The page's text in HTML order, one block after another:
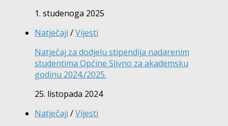
1. studenoga 2025
Natječaji /Vijesti
Natječaj za dodjelu stipendija nadarenim
studentima Općine Slivno za akademsku
godinu 2024./2025.
25. listopada 2024
Natječaji /Vijesti